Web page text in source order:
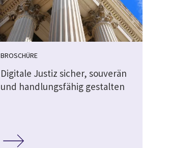
BROSCHÜRE
Digitale Justiz sicher, souverän
und handlungsfähig gestalten